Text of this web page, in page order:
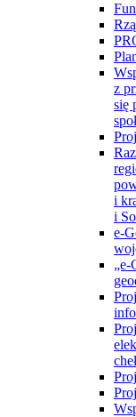
z
się
i
i
e-
„e-